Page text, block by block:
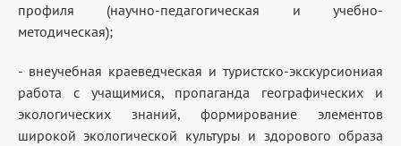
профиля (научно-педагогическая и учебно-
методическая);
- внеучебная краеведческая и туристско-экскурсиониая
работа с учащимися, пропаганда географических и
экологических знаний, формирование элементов
широкой экологической культуры и здорового образа